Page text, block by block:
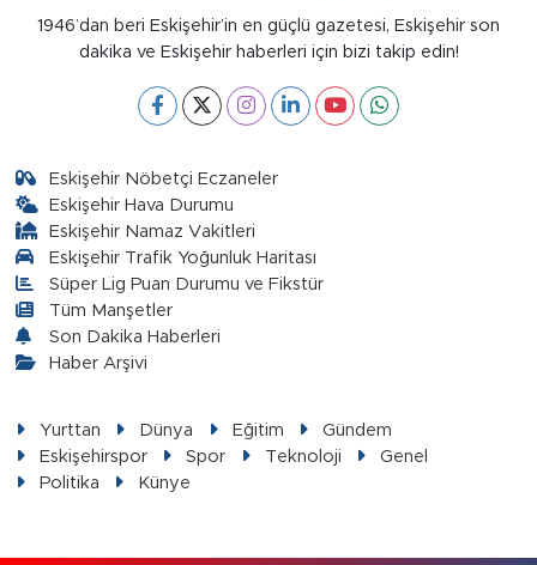
1946’dan beri Eskişehir’in en güçlü gazetesi, Eskişehir son
dakika ve Eskişehir haberleri için bizi takip edin!
Eskişehir Nöbetçi Eczaneler
Eskişehir Hava Durumu
Eskişehir Namaz Vakitleri
Eskişehir Trafik Yoğunluk Haritası
Süper Lig Puan Durumu ve Fikstür
Tüm Manşetler
Son Dakika Haberleri
Haber Arşivi
Yurttan Dünya Eğitim
Gündem
Eskişehirspor
Spor Teknoloji
Genel
Politika
Künye